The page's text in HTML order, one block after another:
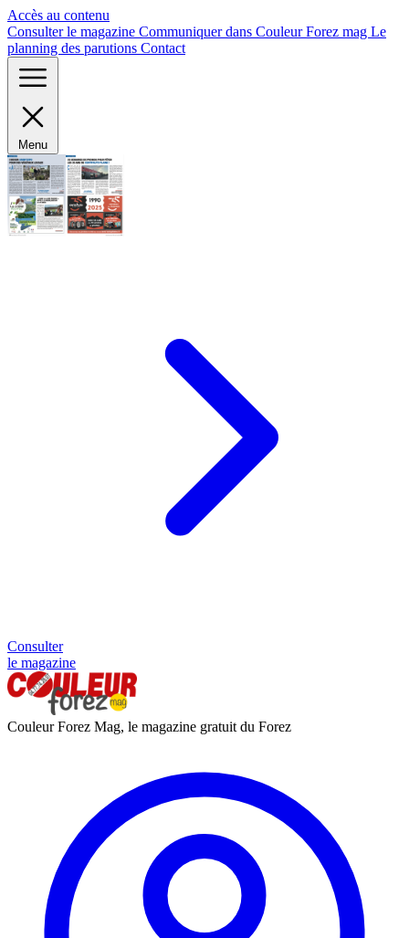
Accès au contenu
Consulter le magazine Communiquer dans Couleur Forez mag Le
planning des parutions Contact
Menu
Consulter
le magazine
Couleur Forez Mag, le magazine gratuit du Forez
Panneau de gestion des cookies